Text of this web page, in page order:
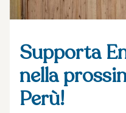
Supporta
nella
Perù!